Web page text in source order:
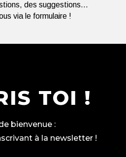
des suggestions...
via le formulaire !
TOI !
bienvenue :
à la newsletter !